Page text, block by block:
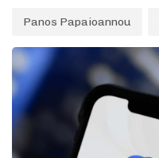
Panos Papaioannou